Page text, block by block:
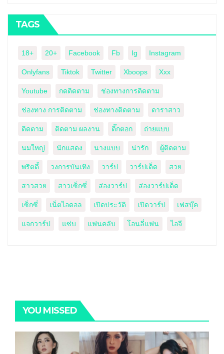
TAGS
18+ 20+ Facebook Fb Ig Instagram
Onlyfans Tiktok Twitter Xboops Xxx
Youtube กดติดตาม ช่องทางการติดตาม
ช่องทาง การติดตาม ช่องทางติดตาม ดาราสาว
ติดตาม ติดตาม ผลงาน ติ๊กตอก ถ่ายแบบ
นมใหญ่ นักแสดง นางแบบ น่ารัก ผู้ติดตาม
พริตตี้ วงการบันเทิง วาร์ป วาร์ปเด็ด สวย
สาวสวย สาวเซ็กซี่ ส่องวาร์ป ส่องวาร์ปเด็ด
เซ็กซี่ เน็ตไอดอล เปิดประวัติ เปิดวาร์ป เฟสบุ๊ค
แจกวาร์ป แซ่บ แฟนคลับ โอนลี่แฟน ไอจี
YOU MISSED